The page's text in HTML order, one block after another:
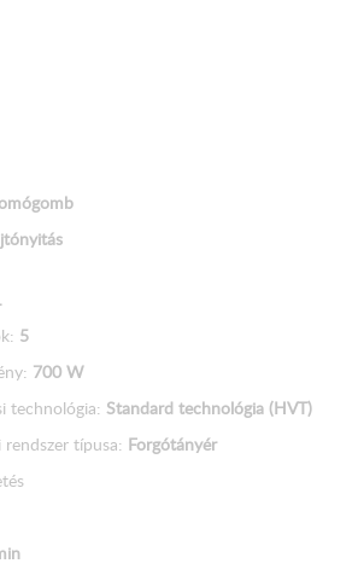
5
700 W
technológia: Standard technológia (HVT)
típusa: Forgótányér